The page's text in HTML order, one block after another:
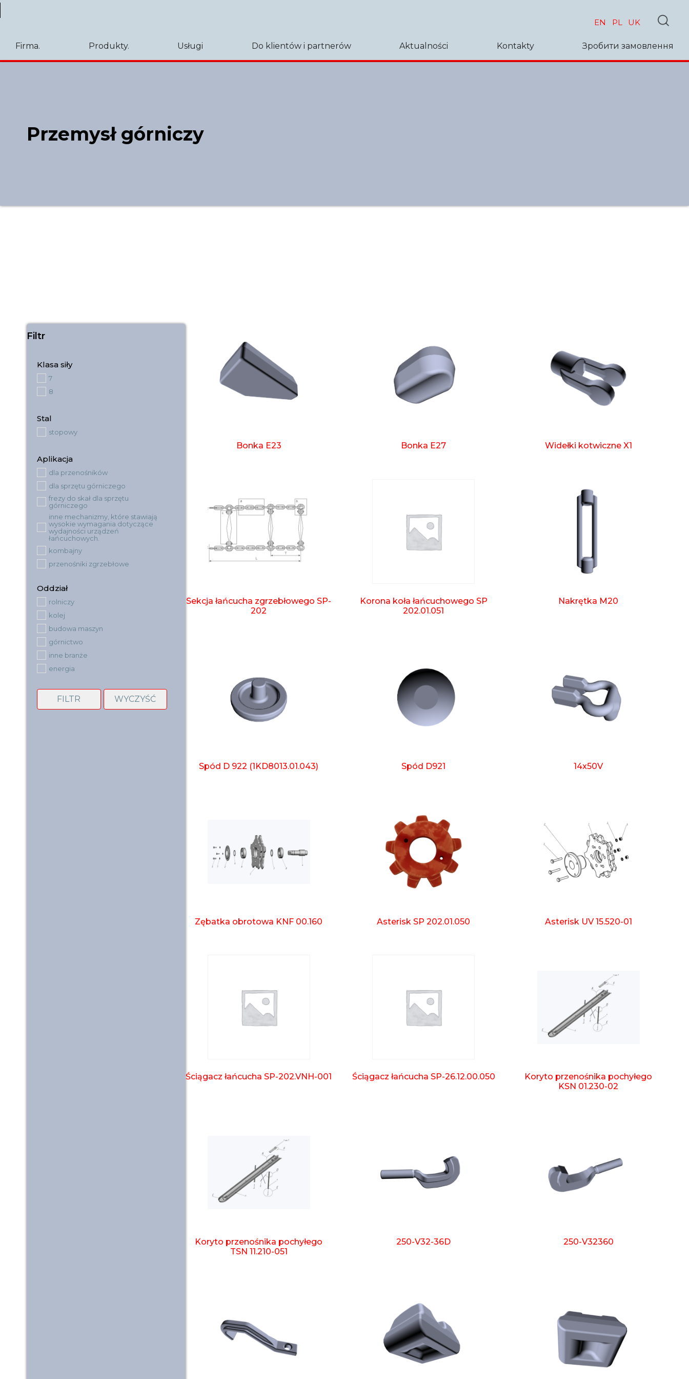
EN PL UK
Firma. Produkty. Usługi Do klientów i partnerów Aktualności Kontakty Зробити замовлення
Przemysł górniczy
Filtr
Klasa siły
7
8
Stal
stopowy
Aplikacja
dla przenośników
dla sprzętu górniczego
frezy do skał dla sprzętu
górniczego
inne mechanizmy, które stawiają
wysokie wymagania dotyczące
wydajności urządzeń
łańcuchowych.
kombajny
przenośniki zgrzebłowe
Oddział
rolniczy
kolej
budowa maszyn
górnictwo
inne branże
energia
FILTR WYCZYŚĆ
Bonka E23 Bonka E27 Widełki kotwiczne X1
Sekcja łańcucha zgrzebłowego SP-
202
Korona koła łańcuchowego SP
202.01.051
Nakrętka M20
Spód D 922 (1KD8013.01.043) Spód D921 14x50V
Zębatka obrotowa KNF 00.160 Asterisk SP 202.01.050 Asterisk UV 15.520-01
Ściągacz łańcucha SP-202.VNH-001 Ściągacz łańcucha SP-26.12.00.050
Koryto przenośnika pochyłego
KSN 01.230-02
Koryto przenośnika pochyłego
TSN 11.210-051
250-V32-36D 250-V32360